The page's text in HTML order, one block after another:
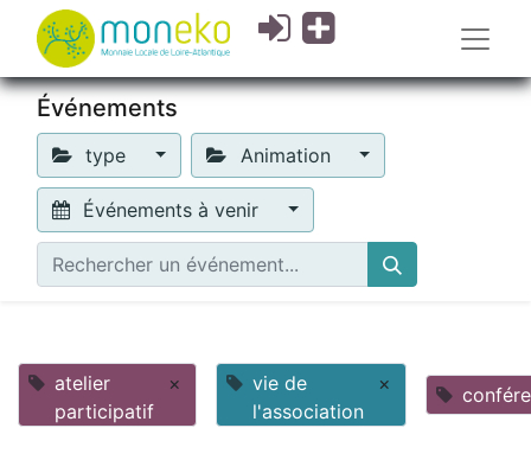
Événements
type Animation
Événements à venir
atelier
participatif
×
vie de
l'association
×